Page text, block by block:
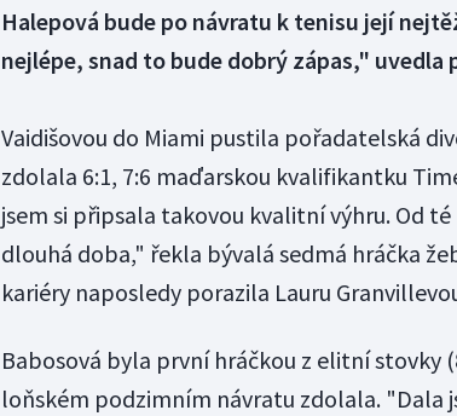
Halepová bude po návratu k tenisu její
nejlépe, snad to bude dobrý zápas," uvedla
Vaidišovou do Miami pustila pořadatelská
zdolala 6:1, 7:6 maďarskou kvalifikantku
jsem si připsala takovou kvalitní výhru. Od
dlouhá doba," řekla bývalá sedmá hráčka
kariéry naposledy porazila Lauru
Babosová byla první hráčkou z elitní stovky
loňském podzimním návratu zdolala. "Dala